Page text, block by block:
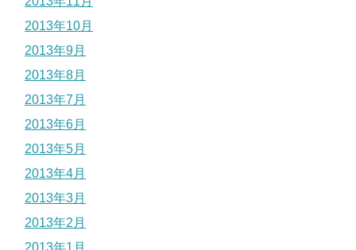
2013年10月
2013年9月
2013年8月
2013年7月
2013年6月
2013年5月
2013年4月
2013年3月
2013年2月